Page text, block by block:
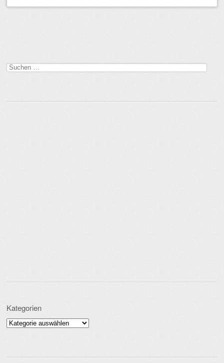
Suchen
nach:
Kategorien
Kategorien